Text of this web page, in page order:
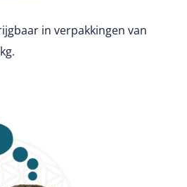
in verpakkingen van